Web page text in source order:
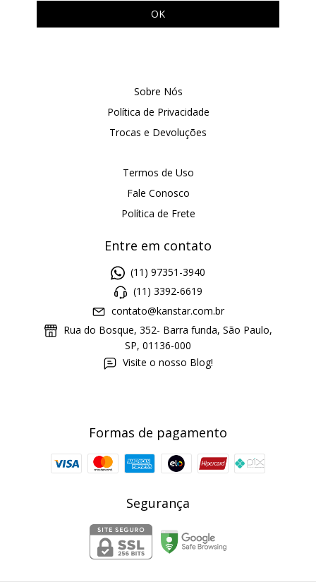
Sobre Nós
Política de Privacidade
Trocas e Devoluções
Termos de Uso
Fale Conosco
Política de Frete
Entre em contato
(11) 97351-3940
(11) 3392-6619
contato@kanstar.com.br
Rua do Bosque, 352- Barra funda, São Paulo,
SP, 01136-000
Visite o nosso Blog!
Formas de pagamento
Segurança